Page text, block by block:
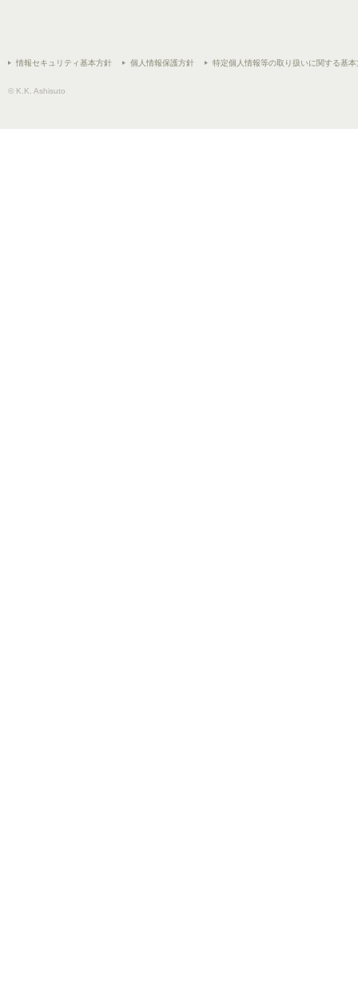
情報セキュリティ基本方針 個人情報保護方針 特定個人情報等の取り扱いに関する基本
© K.K. Ashisuto